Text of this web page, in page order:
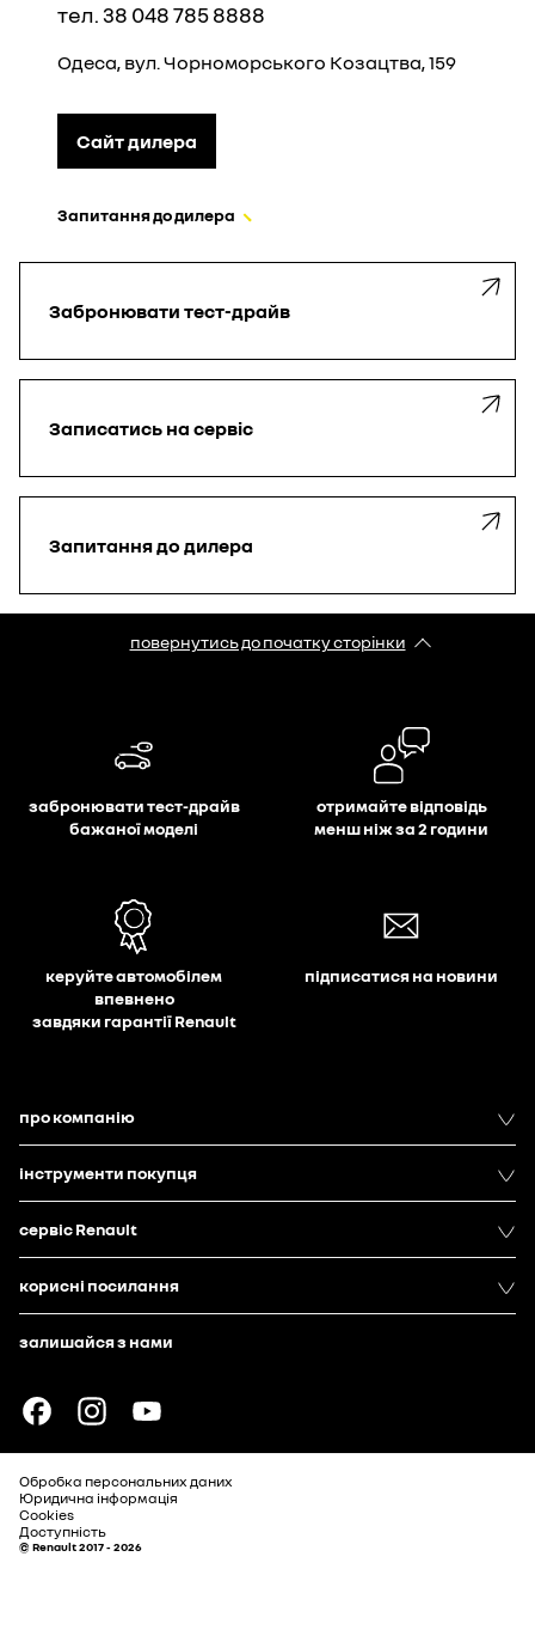
тел. 38 048 785 8888
Одеса, вул. Чорноморського Козацтва, 159
Сайт дилера
Запитання до дилера
Забронювати тест-драйв
Записатись на сервіс
Запитання до дилера
повернутись до початку сторінки
забронювати тест-драйв
бажаної моделі
отримайте відповідь
менш ніж за 2 години
керуйте автомобілем
впевнено
завдяки гарантії Renault
підписатися на новини
про компанію
інструменти покупця
сервіс Renault
корисні посилання
залишайся з нами
Обробка персональних даних
Юридична інформація
Cookies
Доступність
© Renault 2017 - 2026